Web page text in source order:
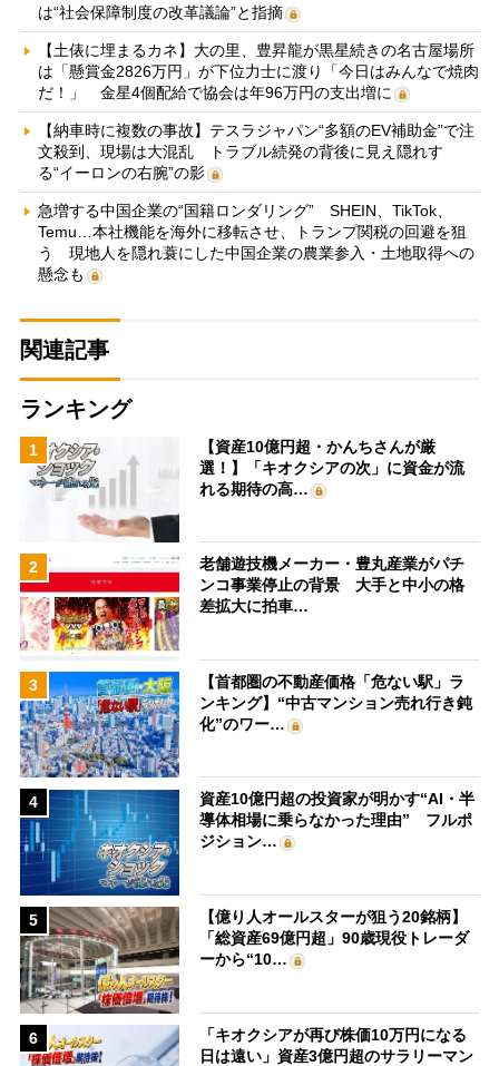
は“社会保障制度の改革議論”と指摘
【土俵に埋まるカネ】大の里、豊昇龍が黒星続きの名古屋場所
は「懸賞金2826万円」が下位力士に渡り「今日はみんなで焼肉
だ！」 金星4個配給で協会は年96万円の支出増に
【納車時に複数の事故】テスラジャパン“多額のEV補助金”で注
文殺到、現場は大混乱 トラブル続発の背後に見え隠れす
る“イーロンの右腕”の影
急増する中国企業の“国籍ロンダリング” SHEIN、TikTok、
Temu…本社機能を海外に移転させ、トランプ関税の回避を狙
う 現地人を隠れ蓑にした中国企業の農業参入・土地取得への
懸念も
関連記事
ランキング
1
【資産10億円超・かんちさんが厳
選！】「キオクシアの次」に資金が流
れる期待の高…
2
老舗遊技機メーカー・豊丸産業がパチ
ンコ事業停止の背景 大手と中小の格
差拡大に拍車…
3
【首都圏の不動産価格「危ない駅」ラ
ンキング】“中古マンション売れ行き鈍
化”のワー…
4
資産10億円超の投資家が明かす“AI・半
導体相場に乗らなかった理由” フルポ
ジション…
5
【億り人オールスターが狙う20銘柄】
「総資産69億円超」90歳現役トレーダ
ーから“10…
6
「キオクシアが再び株価10万円になる
日は遠い」資産3億円超のサラリーマン